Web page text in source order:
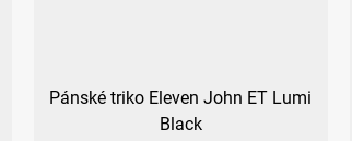
Pánské triko Eleven John ET Lumi
Black